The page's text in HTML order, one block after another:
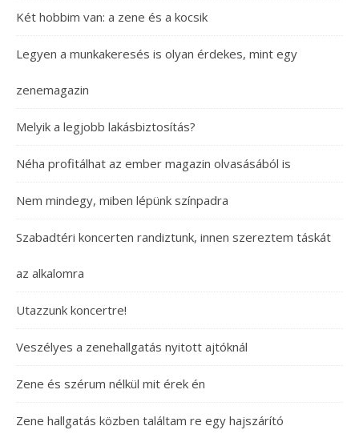
Két hobbim van: a zene és a kocsik
Legyen a munkakeresés is olyan érdekes, mint egy
zenemagazin
Melyik a legjobb lakásbiztosítás?
Néha profitálhat az ember magazin olvasásából is
Nem mindegy, miben lépünk színpadra
Szabadtéri koncerten randiztunk, innen szereztem táskát
az alkalomra
Utazzunk koncertre!
Veszélyes a zenehallgatás nyitott ajtóknál
Zene és szérum nélkül mit érek én
Zene hallgatás közben találtam re egy hajszárító